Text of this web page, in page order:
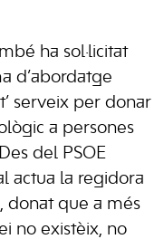
ha sol·licitat
d’abordatge
serveix per donar
a persones
del PSOE
actua la regidora
donat que a més
no existèix, no